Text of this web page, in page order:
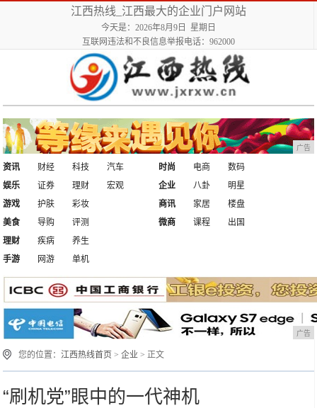
江西热线_江西最大的企业门户网站
今天是：2026年8月9日 星期日
互联网违法和不良信息举报电话：962000
广告
资讯 财经 科技
汽车
娱乐
证券 理财 宏观
时尚 电商
数码
企业
八卦
明星
游戏
护肤
彩妆
美食
导购 评测
商讯 家居
楼盘
微商
课程
出国
理财
疾病
养生
手游
网游 单机
广告
您的位置：江西热线首页 >企业 > 正文
“刷机党”眼中的一代神机